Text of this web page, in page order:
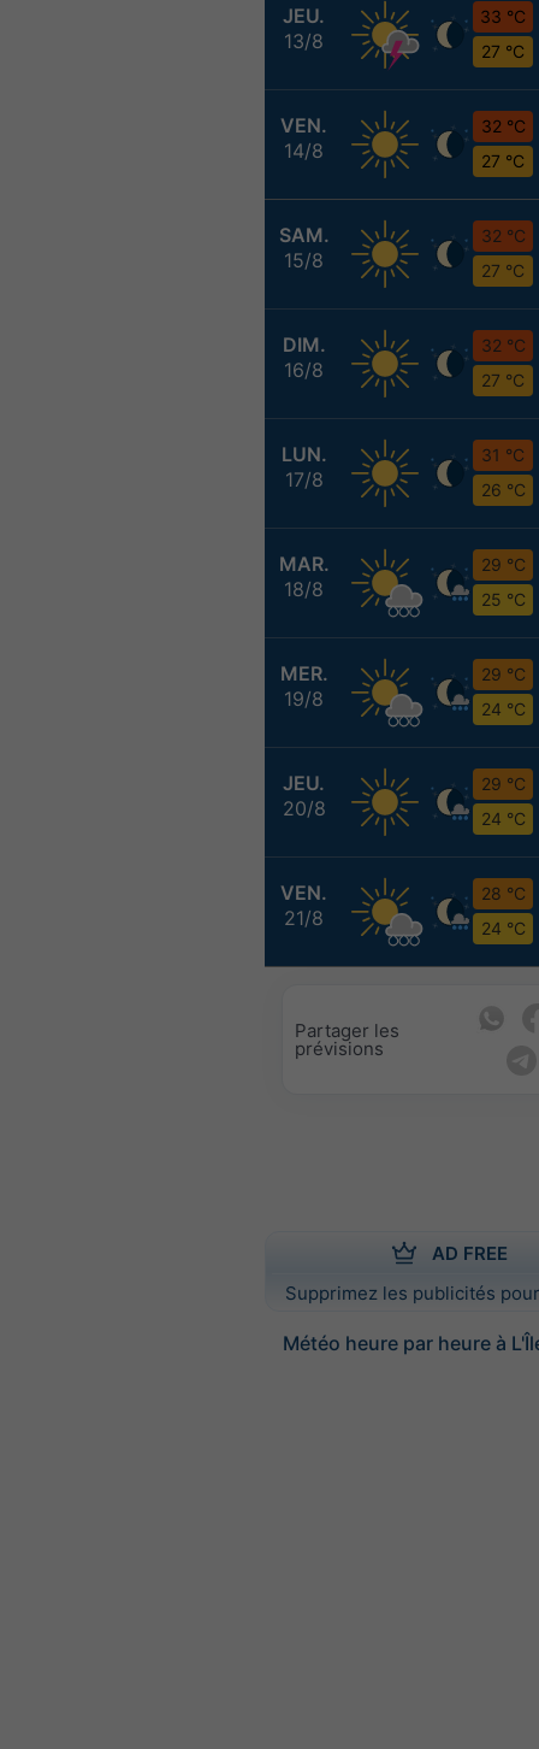
JEU.
13/8
33 °C
27 °C
VEN.
14/8
32 °C
27 °C
SAM.
15/8
32 °C
27 °C
DIM.
16/8
32 °C
27 °C
LUN.
17/8
31 °C
26 °C
MAR.
18/8
29 °C
25 °C
MER.
19/8
29 °C
24 °C
JEU.
20/8
29 °C
24 °C
VEN.
21/8
28 °C
24 °C
Partager les
prévisions
AD FREE
Supprimez les publicités
Météo heure par heure à